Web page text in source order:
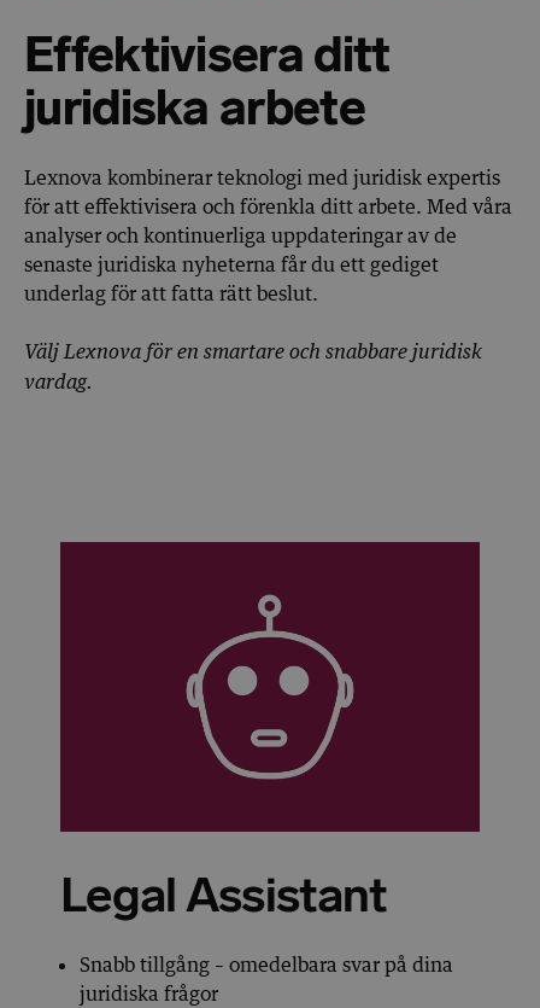
Effektivisera ditt
juridiska arbete
Lexnova kombinerar teknologi med juridisk expertis
för att effektivisera och förenkla ditt arbete. Med våra
analyser och kontinuerliga uppdateringar av de
senaste juridiska nyheterna får du ett gediget
underlag för att fatta rätt beslut.
Välj Lexnova för en smartare och snabbare juridisk
vardag.
Legal Assistant
Snabb tillgång – omedelbara svar på dina
juridiska frågor